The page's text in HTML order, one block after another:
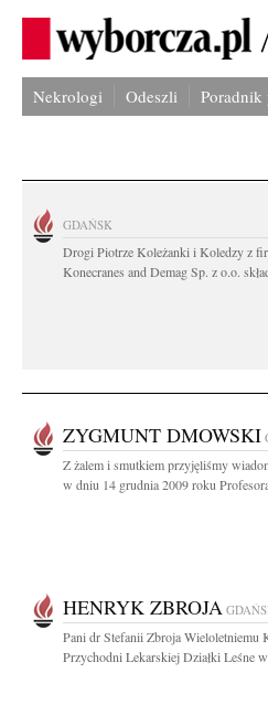
Nekrologi Odeszli Poradnik
GDAŃSK
Drogi Piotrze Koleżanki i Koledzy z
Konecranes and Demag Sp. z o.o.
ZYGMUNT DMOWSKI
Z żalem i smutkiem przyjęliśmy
w dniu 14 grudnia 2009 roku
HENRYK ZBROJA
Pani dr Stefanii Zbroja Wieloletniemu
Przychodni Lekarskiej Działki Leśne